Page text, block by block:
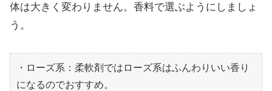
体は大きく変わりません。香料で選ぶようにしましょ
う。
・ローズ系：柔軟剤ではローズ系はふんわりいい香り
になるのでおすすめ。